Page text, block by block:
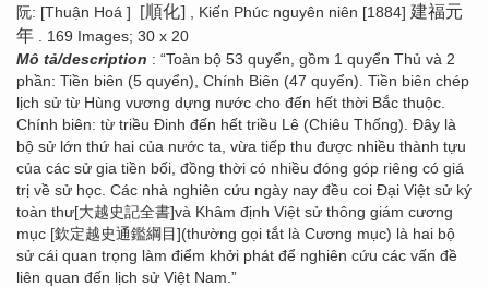
阮: [Thuận Hoá ]
[順化] , Kiến Phúc nguyên niên [1884] 建福元
年 . 169 Images; 30 x 20
Mô tả/description : “Toàn bộ 53 quyển, gồm 1 quyển Thủ và 2
phần: Tiền biên (5 quyển), Chính Biên (47 quyển). Tiền biên chép
lịch sử từ Hùng vương dựng nước cho đến hết thời Bắc thuộc.
Chính biên: từ triều Đinh đến hết triều Lê (Chiêu Thống). Đây là
bộ sử lớn thứ hai của nước ta, vừa tiếp thu được nhiều thành tựu
của các sử gia tiền bối, đồng thời có nhiều đóng góp riêng có giá
trị về sử học. Các nhà nghiên cứu ngày nay đều coi Đại Việt sử ký
toàn thư[大越史記全書]và Khâm định Việt sử thông giám cương
mục [欽定越史通鑑綱目](thường gọi tắt là Cương mục) là hai bộ
sử cái quan trọng làm điểm khởi phát để nghiên cứu các vấn đề
liên quan đến lịch sử Việt Nam.”